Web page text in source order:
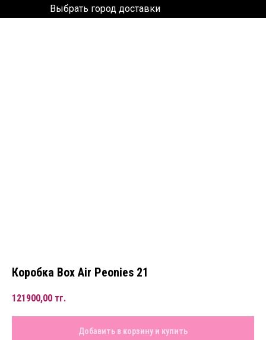
Выбрать город доставки
Коробка Box Air Peonies 21
121900,00 тг.
Добавить в корзину и купить